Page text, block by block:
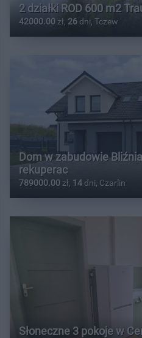
2 działki ROD 600 m2
42000.00 zł, 26 dni, Tczew
Dom w zabudowie
rekuperac
789000.00 zł, 14 dni, Czarlin
Słoneczne 3 pokoje w